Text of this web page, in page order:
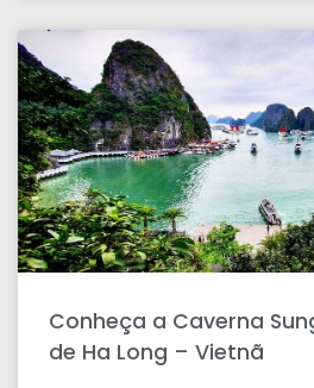
Conheça a Caverna
de Ha Long – Vietnã